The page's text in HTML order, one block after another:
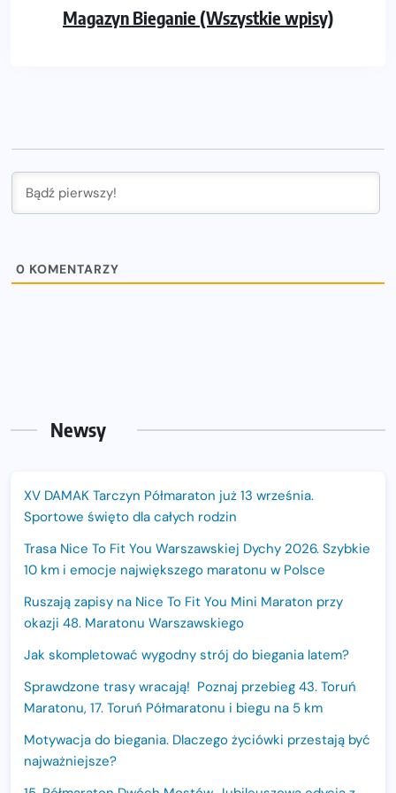
Magazyn Bieganie (Wszystkie wpisy)
0 KOMENTARZY
Newsy
XV DAMAK Tarczyn Półmaraton już 13 września.
Sportowe święto dla całych rodzin
Trasa Nice To Fit You Warszawskiej Dychy 2026. Szybkie
10 km i emocje największego maratonu w Polsce
Ruszają zapisy na Nice To Fit You Mini Maraton przy
okazji 48. Maratonu Warszawskiego
Jak skompletować wygodny strój do biegania latem?
Sprawdzone trasy wracają! Poznaj przebieg 43. Toruń
Maratonu, 17. Toruń Półmaratonu i biegu na 5 km
Motywacja do biegania. Dlaczego życiówki przestają być
najważniejsze?